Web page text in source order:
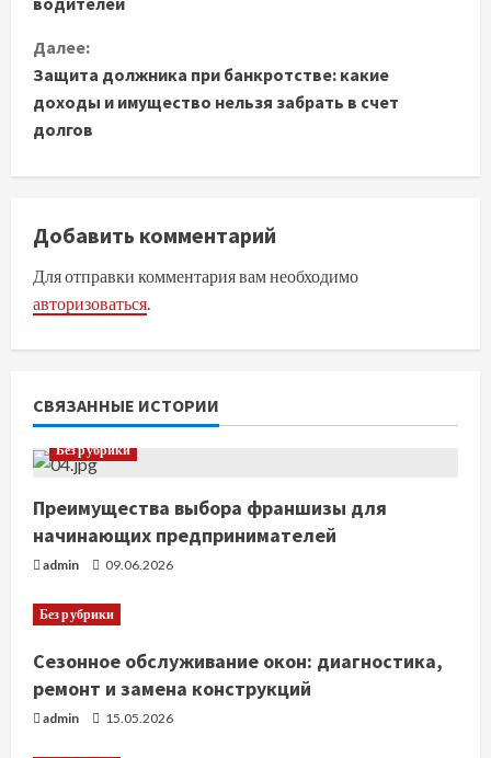
д
о
л
ж
и
т
ь
т
е
н
и
е
Далее:
Защита должника при банкротстве: какие
доходы и имущество нельзя забрать в счет
долгов
Добавить комментарий
Для отправки комментария вам необходимо
авторизоваться.
СВЯЗАННЫЕ ИСТОРИИ
Без рубрики
Преимущества выбора франшизы для
начинающих предпринимателей
admin 09.06.2026
Без рубрики
Сезонное обслуживание окон: диагностика,
ремонт и замена конструкций
admin 15.05.2026